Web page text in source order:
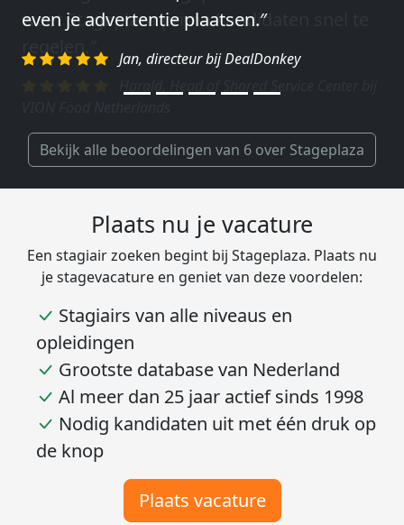
weet Stageplaza prima kandidaten snel te
regelen.″
Bekijk alle beoordelingen van 6 over Stageplaza
Plaats nu je vacature
Een stagiair zoeken begint bij Stageplaza. Plaats nu
je stagevacature en geniet van deze voordelen:
Stagiairs van alle niveaus en
opleidingen
Grootste database van Nederland
Al meer dan 25 jaar actief sinds 1998
Nodig kandidaten uit met één druk op
de knop
Plaats vacature